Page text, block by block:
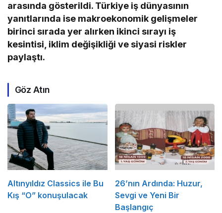
arasında gösterildi. Türkiye iş dünyasının
yanıtlarında ise makroekonomik gelişmeler
birinci sırada yer alırken ikinci sırayı iş
kesintisi, iklim değişikliği ve siyasi riskler
paylaştı.
Göz Atın
Altınyıldız Classics ile Bu
Kış “O” konuşulacak
26’nın Ardında: Huzur,
Sevgi ve Yeni Bir
Başlangıç